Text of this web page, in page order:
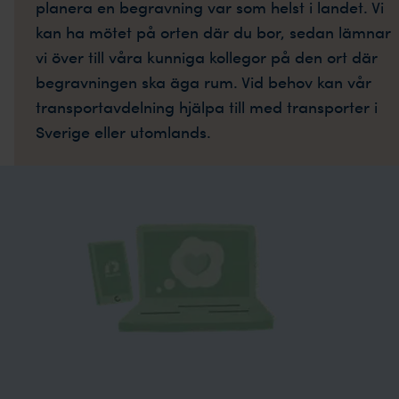
planera en begravning var som helst i landet. Vi
kan ha mötet på orten där du bor, sedan lämnar
vi över till våra kunniga kollegor på den ort där
begravningen ska äga rum. Vid behov kan vår
transportavdelning hjälpa till med transporter i
Sverige eller utomlands.